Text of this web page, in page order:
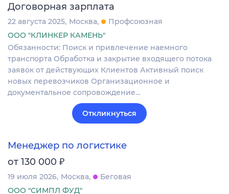
Договорная зарплата
22 августа 2025 Москва
Профсоюзная
ООО "КЛИНКЕР КАМЕНЬ"
Обязанности: Поиск и привлечение наемного
транспорта Обработка и закрытие входящего потока
заявок от действующих Клиентов Активный поиск
новых перевозчиков Организационное и
документальное сопровождение…
Откликнуться
Менеджер по логистике
от 130 000 ₽
19 июля 2026 Москва
Беговая
ООО "СИМПЛ ФУД"